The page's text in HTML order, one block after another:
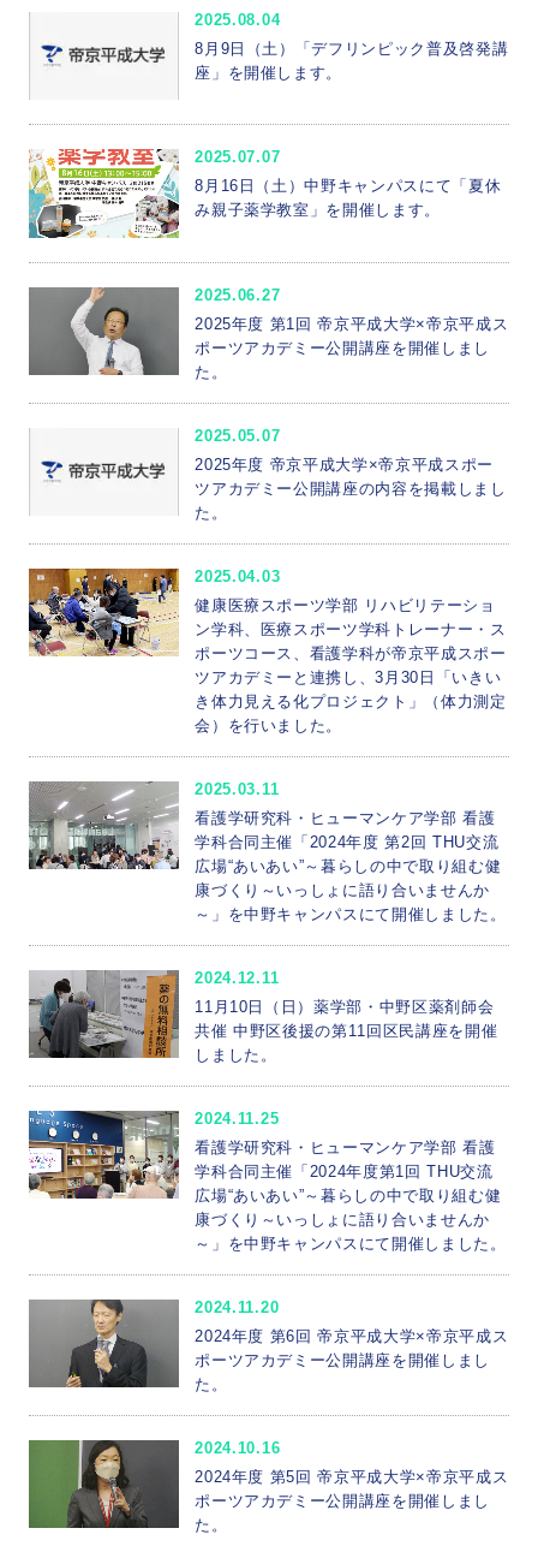
2025.08.04
8月9日（土）「デフリンピック普及啓発講
座」を開催します。
2025.07.07
8月16日（土）中野キャンパスにて「夏休
み親子薬学教室」を開催します。
2025.06.27
2025年度 第1回 帝京平成大学×帝京平成ス
ポーツアカデミー公開講座を開催しまし
た。
2025.05.07
2025年度 帝京平成大学×帝京平成スポー
ツアカデミー公開講座の内容を掲載しまし
た。
2025.04.03
健康医療スポーツ学部 リハビリテーショ
ン学科、医療スポーツ学科トレーナー・ス
ポーツコース、看護学科が帝京平成スポー
ツアカデミーと連携し、3月30日「いきい
き体力見える化プロジェクト」（体力測定
会）を行いました。
2025.03.11
看護学研究科・ヒューマンケア学部 看護
学科合同主催「2024年度 第2回 THU交流
広場“あいあい”～暮らしの中で取り組む健
康づくり～いっしょに語り合いませんか
～」を中野キャンパスにて開催しました。
2024.12.11
11月10日（日）薬学部・中野区薬剤師会
共催 中野区後援の第11回区民講座を開催
しました。
2024.11.25
看護学研究科・ヒューマンケア学部 看護
学科合同主催「2024年度第1回 THU交流
広場“あいあい”～暮らしの中で取り組む健
康づくり～いっしょに語り合いませんか
～」を中野キャンパスにて開催しました。
2024.11.20
2024年度 第6回 帝京平成大学×帝京平成ス
ポーツアカデミー公開講座を開催しまし
た。
2024.10.16
2024年度 第5回 帝京平成大学×帝京平成ス
ポーツアカデミー公開講座を開催しまし
た。